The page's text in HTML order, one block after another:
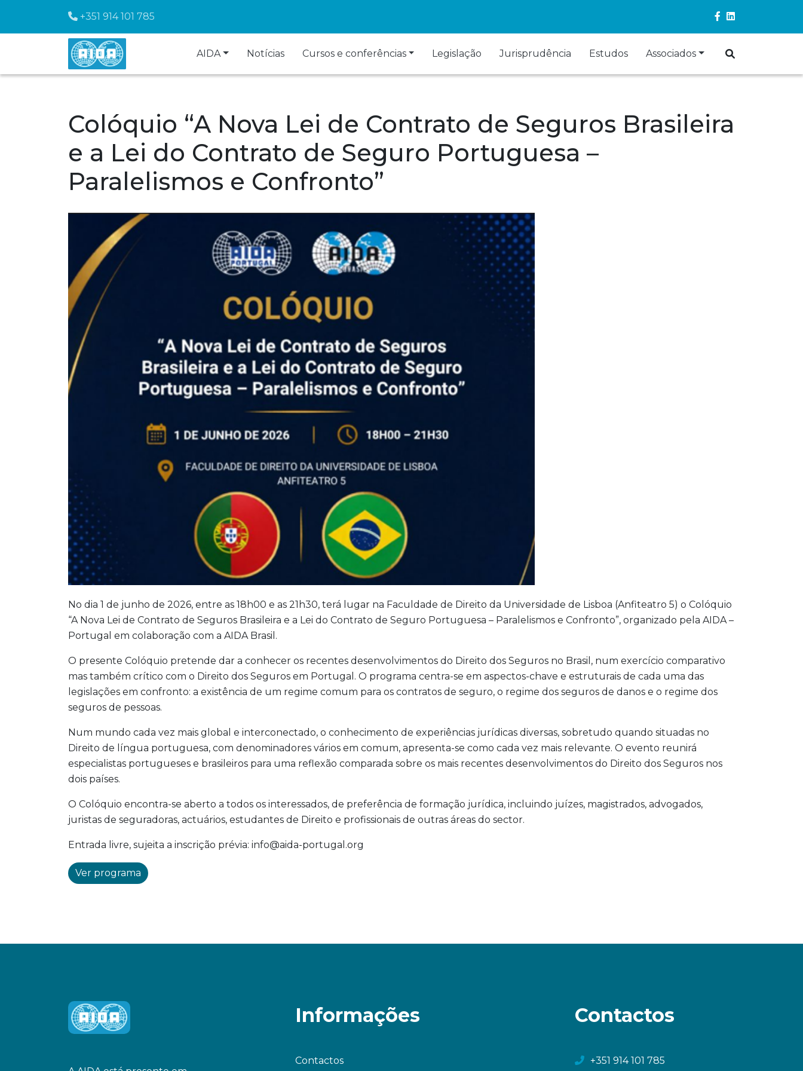
+351 914 101 785
AIDA Notícias Cursos e conferências Legislação Jurisprudência Estudos Associados
Colóquio “A Nova Lei de Contrato de Seguros Brasileira
e a Lei do Contrato de Seguro Portuguesa –
Paralelismos e Confronto”
No dia 1 de junho de 2026, entre as 18h00 e as 21h30, terá lugar na Faculdade de Direito da Universidade de Lisboa (Anfiteatro 5) o Colóquio
“A Nova Lei de Contrato de Seguros Brasileira e a Lei do Contrato de Seguro Portuguesa – Paralelismos e Confronto”, organizado pela AIDA –
Portugal em colaboração com a AIDA Brasil.
O presente Colóquio pretende dar a conhecer os recentes desenvolvimentos do Direito dos Seguros no Brasil, num exercício comparativo
mas também crítico com o Direito dos Seguros em Portugal. O programa centra-se em aspectos-chave e estruturais de cada uma das
legislações em confronto: a existência de um regime comum para os contratos de seguro, o regime dos seguros de danos e o regime dos
seguros de pessoas.
Num mundo cada vez mais global e interconectado, o conhecimento de experiências jurídicas diversas, sobretudo quando situadas no
Direito de língua portuguesa, com denominadores vários em comum, apresenta-se como cada vez mais relevante. O evento reunirá
especialistas portugueses e brasileiros para uma reflexão comparada sobre os mais recentes desenvolvimentos do Direito dos Seguros nos
dois países.
O Colóquio encontra-se aberto a todos os interessados, de preferência de formação jurídica, incluindo juízes, magistrados, advogados,
juristas de seguradoras, actuários, estudantes de Direito e profissionais de outras áreas do sector.
Entrada livre, sujeita a inscrição prévia: info@aida-portugal.org
Ver programa
Informações
Contactos
Contactos
+351 914 101 785